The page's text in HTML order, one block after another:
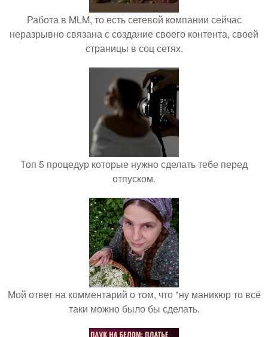
Работа в MLM, то есть сетевой компании сейчас
неразрывно связана с создание своего контента, своей
страницы в соц сетях.
Топ 5 процедур которые нужно сделать тебе перед
отпуском.
Мой ответ на комментарий о том, что "ну маникюр то всё
таки можно было бы сделать.